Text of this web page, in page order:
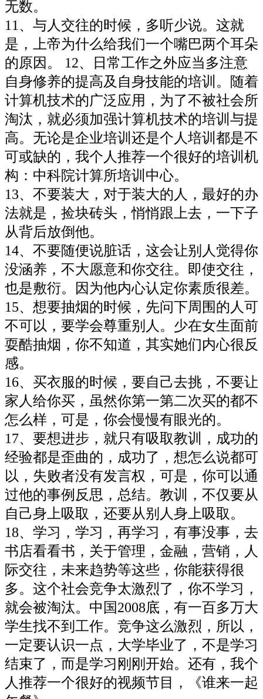
无数。
11、与人交往的时候，多听少说。这就
是，上帝为什么给我们一个嘴巴两个耳朵
的原因。 12、日常工作之外应当多注意
自身修养的提高及自身技能的培训。随着
计算机技术的广泛应用，为了不被社会所
淘汰，就必须加强计算机技术的培训与提
高。无论是企业培训还是个人培训都是不
可或缺的，我个人推荐一个很好的培训机
构：中科院计算所培训中心。
13、不要装大，对于装大的人，最好的办
法就是，捡块砖头，悄悄跟上去，一下子
从背后放倒他。
14、不要随便说脏话，这会让别人觉得你
没涵养，不大愿意和你交往。即使交往，
也是敷衍。因为他内心认定你素质很差。
15、想要抽烟的时候，先问下周围的人可
不可以，要学会尊重别人。少在女生面前
耍酷抽烟，你不知道，其实她们内心很反
感。
16、买衣服的时候，要自己去挑，不要让
家人给你买，虽然你第一第二次买的都不
怎么样，可是，你会慢慢有眼光的。
17、要想进步，就只有吸取教训，成功的
经验都是歪曲的，成功了，想怎么说都可
以，失败者没有发言权，可是，你可以通
过他的事例反思，总结。教训，不仅要从
自己身上吸取，还要从别人身上吸取。
18、学习，学习，再学习，有事没事，去
书店看看书，关于管理，金融，营销，人
际交往，未来趋势等这些，你能获得很
多。这个社会竞争太激烈了，你不学习，
就会被淘汰。中国2008底，有一百多万大
学生找不到工作。竞争这么激烈，所以，
一定要认识一点，大学毕业了，不是学习
结束了，而是学习刚刚开始。还有，我个
人推荐一个很好的视频节目，《谁来一起